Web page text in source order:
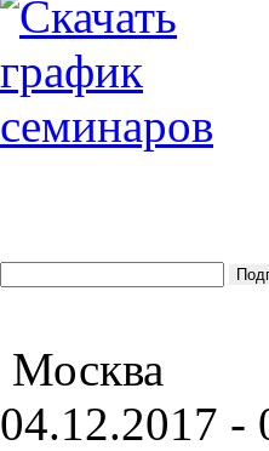
Москва
04.12.2017 -